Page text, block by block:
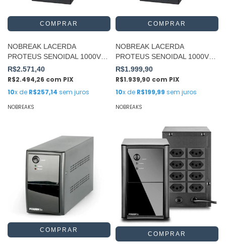
NOBREAK LACERDA
PROTEUS SENOIDAL 1000VA
E/S220V
R$2.571,40
R$2.494,26 com PIX
10x de R$257,14 sem juros
NOBREAKS
NOBREAK LACERDA
PROTEUS SENOIDAL 1000VA
ES115V
R$1.999,90
R$1.939,90 com PIX
10x de R$199,99 sem juros
NOBREAKS